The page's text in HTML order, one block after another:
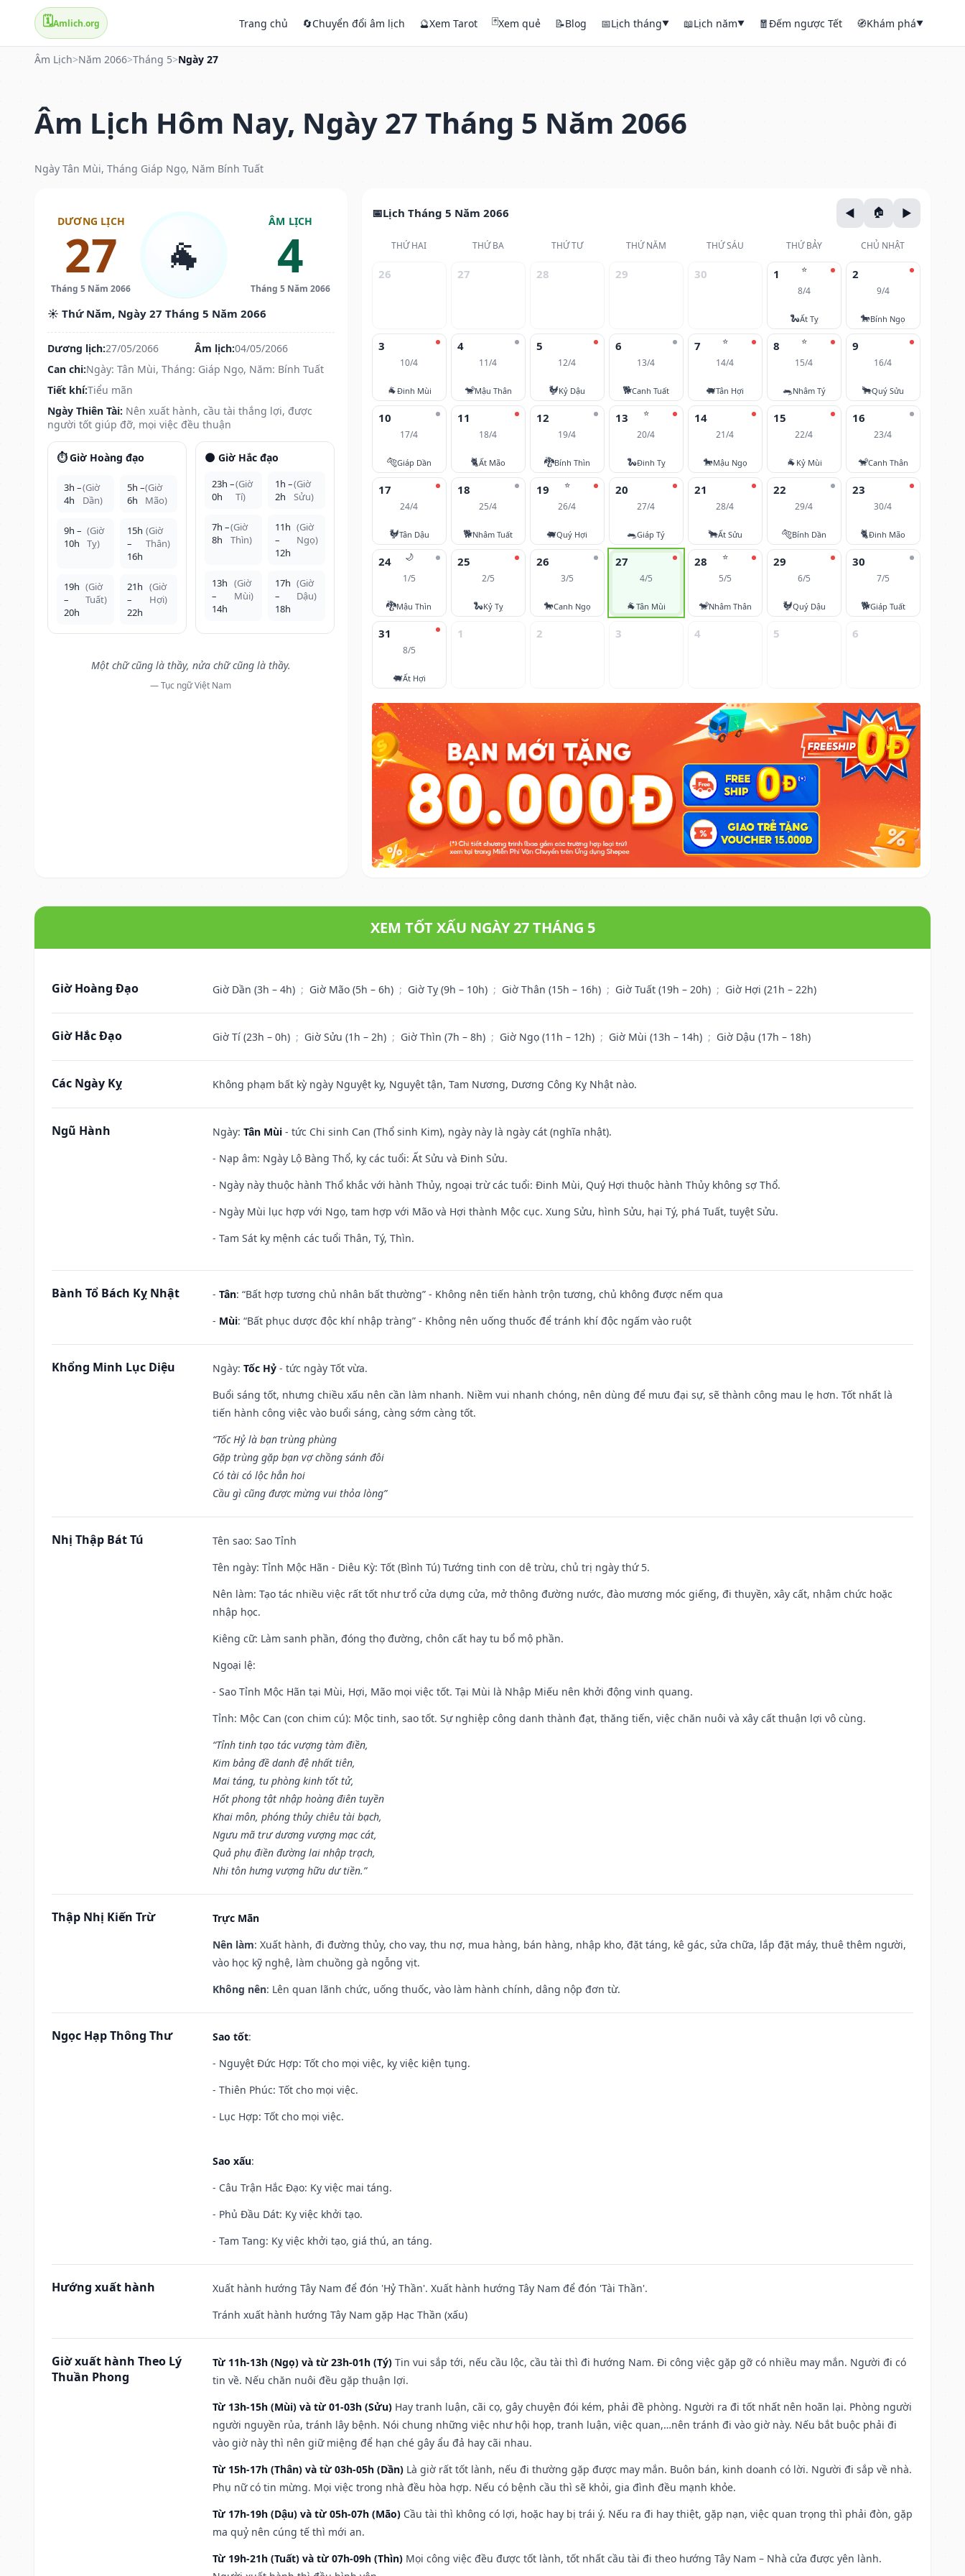
🗓️Amlich.org Trang chủ 🔄Chuyển đổi âm lịch 🔮Xem Tarot 🃏Xem quẻ 📝Blog 📅Lịch tháng▼ 📖Lịch năm▼ 🧧Đếm ngược Tết 🧭Khám phá▼
Âm Lịch>Năm 2066>Tháng 5>Ngày 27
Âm Lịch Hôm Nay, Ngày 27 Tháng 5 Năm 2066
Ngày Tân Mùi, Tháng Giáp Ngọ, Năm Bính Tuất
DƯƠNG LỊCH
27
Tháng 5 Năm 2066
🐐
ÂM LỊCH
4
Tháng 5 Năm 2066
☀️ Thứ Năm, Ngày 27 Tháng 5 Năm 2066
Dương lịch:27/05/2066 Âm lịch:04/05/2066
Can chi:Ngày: Tân Mùi, Tháng: Giáp Ngọ, Năm: Bính Tuất
Tiết khí:Tiểu mãn
Ngày Thiên Tài: Nên xuất hành, cầu tài thắng lợi, được
người tốt giúp đỡ, mọi việc đều thuận
⏱️ Giờ Hoàng đạo
3h –
4h
(Giờ
Dần)
5h –
6h
(Giờ
Mão)
9h –
10h
(Giờ
Tỵ)
15h
–
16h
(Giờ
Thân)
19h
–
20h
(Giờ
Tuất)
21h
–
22h
(Giờ
Hợi)
🌑 Giờ Hắc đạo
23h –
0h
(Giờ
Tí)
1h –
2h
(Giờ
Sửu)
7h –
8h
(Giờ
Thìn)
11h
–
12h
(Giờ
Ngọ)
13h
–
14h
(Giờ
Mùi)
17h
–
18h
(Giờ
Dậu)
Một chữ cũng là thầy, nửa chữ cũng là thầy.
— Tục ngữ Việt Nam
Lịch Tháng 5 Năm 2066
THỨ HAI THỨ BA THỨ TƯ THỨ NĂM THỨ SÁU THỨ BẢY CHỦ NHẬT
26 27 28 29 30 ⭐
1
8/4
🐍Ất Tỵ
2
9/4
🐎Bính Ngọ
3
10/4
🐐Đinh Mùi
4
11/4
🐒Mậu Thân
5
12/4
🐓Kỷ Dậu
6
13/4
🐕Canh Tuất
⭐
7
14/4
🐖Tân Hợi
⭐
8
15/4
🐀Nhâm Tý
9
16/4
🐂Quý Sửu
10
17/4
🐅Giáp Dần
11
18/4
🐈Ất Mão
12
19/4
🐉Bính Thìn
⭐
13
20/4
🐍Đinh Tỵ
14
21/4
🐎Mậu Ngọ
15
22/4
🐐 Kỷ Mùi
16
23/4
🐒Canh Thân
17
24/4
🐓Tân Dậu
18
25/4
🐕Nhâm Tuất
⭐
19
26/4
🐖Quý Hợi
20
27/4
🐀Giáp Tý
21
28/4
🐂Ất Sửu
22
29/4
🐅Bính Dần
23
30/4
🐈Đinh Mão
🌙
24
1/5
🐉Mậu Thìn
25
2/5
🐍Kỷ Tỵ
26
3/5
🐎Canh Ngọ
27
4/5
🐐Tân Mùi
⭐
28
5/5
🐒Nhâm Thân
29
6/5
🐓Quý Dậu
30
7/5
🐕Giáp Tuất
31
8/5
🐖Ất Hợi
1 2 3 4 5 6
XEM TỐT XẤU NGÀY 27 THÁNG 5
Giờ Hoàng Đạo Giờ Dần (3h – 4h) ; Giờ Mão (5h – 6h) ; Giờ Tỵ (9h – 10h) ; Giờ Thân (15h – 16h) ; Giờ Tuất (19h – 20h) ; Giờ Hợi (21h – 22h)
Giờ Hắc Đạo Giờ Tí (23h – 0h) ; Giờ Sửu (1h – 2h) ; Giờ Thìn (7h – 8h) ; Giờ Ngọ (11h – 12h) ; Giờ Mùi (13h – 14h) ; Giờ Dậu (17h – 18h)
Các Ngày Kỵ Không phạm bất kỳ ngày Nguyệt kỵ, Nguyệt tận, Tam Nương, Dương Công Kỵ Nhật nào.
Ngũ Hành Ngày: Tân Mùi - tức Chi sinh Can (Thổ sinh Kim), ngày này là ngày cát (nghĩa nhật).
- Nạp âm: Ngày Lộ Bàng Thổ, kỵ các tuổi: Ất Sửu và Đinh Sửu.
- Ngày này thuộc hành Thổ khắc với hành Thủy, ngoại trừ các tuổi: Đinh Mùi, Quý Hợi thuộc hành Thủy không sợ Thổ.
- Ngày Mùi lục hợp với Ngọ, tam hợp với Mão và Hợi thành Mộc cục. Xung Sửu, hình Sửu, hại Tý, phá Tuất, tuyệt Sửu.
- Tam Sát kỵ mệnh các tuổi Thân, Tý, Thìn.
Bành Tổ Bách Kỵ Nhật - Tân: “Bất hợp tương chủ nhân bất thường” - Không nên tiến hành trộn tương, chủ không được nếm qua
- Mùi: “Bất phục dược độc khí nhập tràng” - Không nên uống thuốc để tránh khí độc ngấm vào ruột
Khổng Minh Lục Diệu Ngày: Tốc Hỷ - tức ngày Tốt vừa.
Buổi sáng tốt, nhưng chiều xấu nên cần làm nhanh. Niềm vui nhanh chóng, nên dùng để mưu đại sự, sẽ thành công mau lẹ hơn. Tốt nhất là
tiến hành công việc vào buổi sáng, càng sớm càng tốt.
“Tốc Hỷ là bạn trùng phùng
Gặp trùng gặp bạn vợ chồng sánh đôi
Có tài có lộc hẳn hoi
Cầu gì cũng được mừng vui thỏa lòng”
Nhị Thập Bát Tú Tên sao: Sao Tỉnh
Tên ngày: Tỉnh Mộc Hãn - Diêu Kỳ: Tốt (Bình Tú) Tướng tinh con dê trừu, chủ trị ngày thứ 5.
Nên làm: Tạo tác nhiều việc rất tốt như trổ cửa dựng cửa, mở thông đường nước, đào mương móc giếng, đi thuyền, xây cất, nhậm chức hoặc
nhập học.
Kiêng cữ: Làm sanh phần, đóng thọ đường, chôn cất hay tu bổ mộ phần.
Ngoại lệ:
- Sao Tỉnh Mộc Hãn tại Mùi, Hợi, Mão mọi việc tốt. Tại Mùi là Nhập Miếu nên khởi động vinh quang.
Tỉnh: Mộc Can (con chim cú): Mộc tinh, sao tốt. Sự nghiệp công danh thành đạt, thăng tiến, việc chăn nuôi và xây cất thuận lợi vô cùng.
“Tỉnh tinh tạo tác vượng tàm điền,
Kim bảng đề danh đệ nhất tiên,
Mai táng, tu phòng kinh tốt tử,
Hốt phong tật nhập hoàng điên tuyền
Khai môn, phóng thủy chiêu tài bạch,
Ngưu mã trư dương vượng mạc cát,
Quả phụ điền đường lai nhập trạch,
Nhi tôn hưng vượng hữu dư tiền.”
Thập Nhị Kiến Trừ
Trực Mãn
Nên làm: Xuất hành, đi đường thủy, cho vay, thu nợ, mua hàng, bán hàng, nhập kho, đặt táng, kê gác, sửa chữa, lắp đặt máy, thuê thêm người,
vào học kỹ nghệ, làm chuồng gà ngỗng vịt.
Không nên: Lên quan lãnh chức, uống thuốc, vào làm hành chính, dâng nộp đơn từ.
Ngọc Hạp Thông Thư Sao tốt:
- Nguyệt Đức Hợp: Tốt cho mọi việc, kỵ việc kiện tụng.
- Thiên Phúc: Tốt cho mọi việc.
- Lục Hợp: Tốt cho mọi việc.
Sao xấu:
- Câu Trận Hắc Đạo: Kỵ việc mai táng.
- Phủ Đầu Dát: Kỵ việc khởi tạo.
- Tam Tang: Kỵ việc khởi tạo, giá thú, an táng.
Hướng xuất hành
Xuất hành hướng Tây Nam để đón 'Hỷ Thần'. Xuất hành hướng Tây Nam để đón 'Tài Thần'.
Tránh xuất hành hướng Tây Nam gặp Hạc Thần (xấu)
Giờ xuất hành Theo Lý
Thuần Phong
Từ 11h-13h (Ngọ) và từ 23h-01h (Tý) Tin vui sắp tới, nếu cầu lộc, cầu tài thì đi hướng Nam. Đi công việc gặp gỡ có nhiều may mắn. Người đi có
tin về. Nếu chăn nuôi đều gặp thuận lợi.
Từ 13h-15h (Mùi) và từ 01-03h (Sửu) Hay tranh luận, cãi cọ, gây chuyện đói kém, phải đề phòng. Người ra đi tốt nhất nên hoãn lại. Phòng người
người nguyền rủa, tránh lây bệnh. Nói chung những việc như hội họp, tranh luận, việc quan,…nên tránh đi vào giờ này. Nếu bắt buộc phải đi
vào giờ này thì nên giữ miệng để hạn ché gây ẩu đả hay cãi nhau.
Từ 15h-17h (Thân) và từ 03h-05h (Dần) Là giờ rất tốt lành, nếu đi thường gặp được may mắn. Buôn bán, kinh doanh có lời. Người đi sắp về nhà.
Phụ nữ có tin mừng. Mọi việc trong nhà đều hòa hợp. Nếu có bệnh cầu thì sẽ khỏi, gia đình đều mạnh khỏe.
Từ 17h-19h (Dậu) và từ 05h-07h (Mão) Cầu tài thì không có lợi, hoặc hay bị trái ý. Nếu ra đi hay thiệt, gặp nạn, việc quan trọng thì phải đòn, gặp
ma quỷ nên cúng tế thì mới an.
Từ 19h-21h (Tuất) và từ 07h-09h (Thìn) Mọi công việc đều được tốt lành, tốt nhất cầu tài đi theo hướng Tây Nam – Nhà cửa được yên lành.